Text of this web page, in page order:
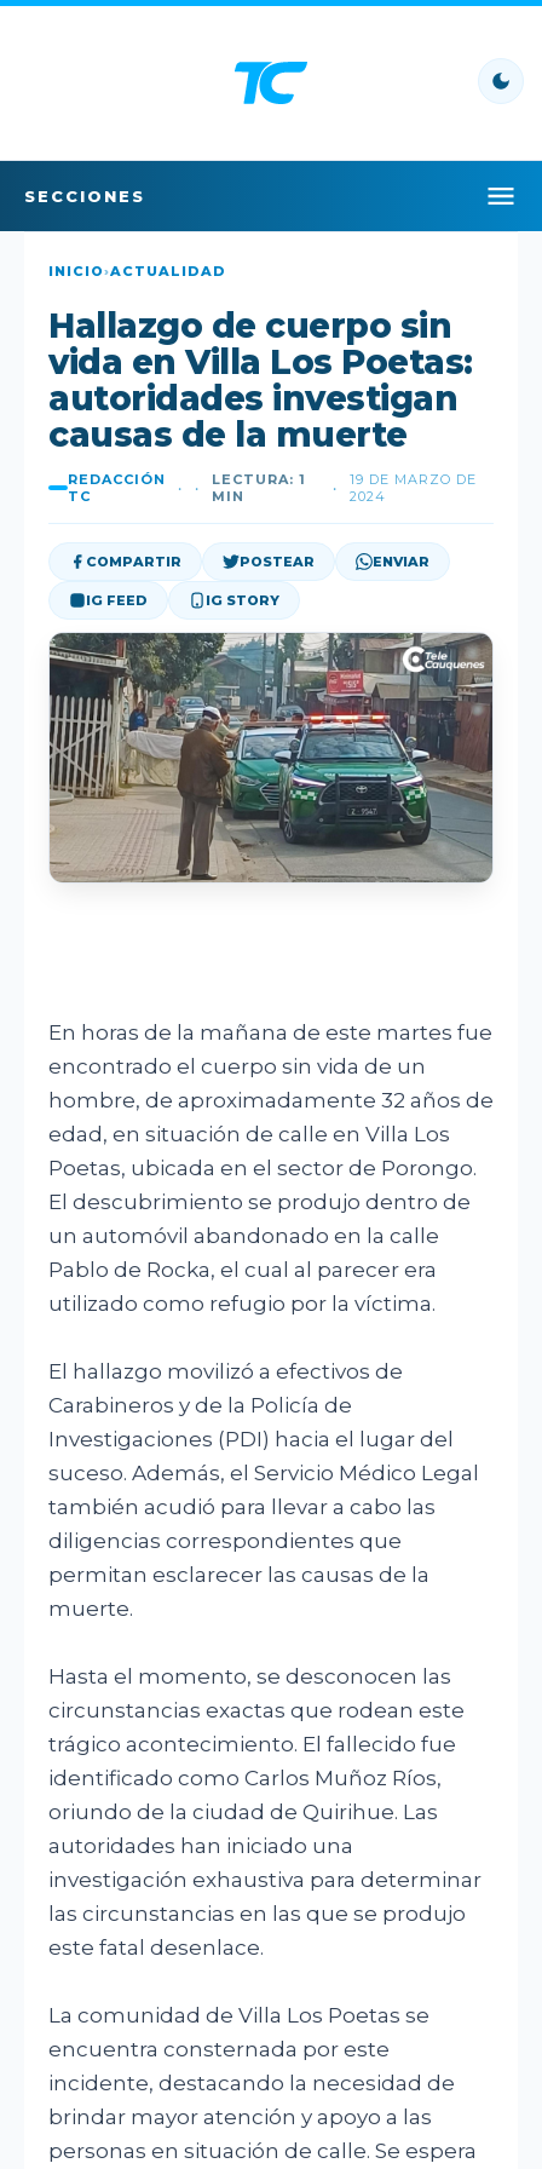
SECCIONES
LO ÚLTIMO
LO MÁS LEÍDO
POLÍTICA
POLICIAL
DEPORTES
OPINIÓN
CORPORATIVO
BUSCAR
INICIO›ACTUALIDAD
Hallazgo de cuerpo sin
vida en Villa Los Poetas:
autoridades investigan
causas de la muerte
REDACCIÓN
TC
• •
LECTURA: 1
MIN
•
19 DE MARZO DE
2024
COMPARTIR POSTEAR ENVIAR
IG FEED IG STORY
En horas de la mañana de este martes fue
encontrado el cuerpo sin vida de un
hombre, de aproximadamente 32 años de
edad, en situación de calle en Villa Los
Poetas, ubicada en el sector de Porongo.
El descubrimiento se produjo dentro de
un automóvil abandonado en la calle
Pablo de Rocka, el cual al parecer era
utilizado como refugio por la víctima.
El hallazgo movilizó a efectivos de
Carabineros y de la Policía de
Investigaciones (PDI) hacia el lugar del
suceso. Además, el Servicio Médico Legal
también acudió para llevar a cabo las
diligencias correspondientes que
permitan esclarecer las causas de la
muerte.
Hasta el momento, se desconocen las
circunstancias exactas que rodean este
trágico acontecimiento. El fallecido fue
identificado como Carlos Muñoz Ríos,
oriundo de la ciudad de Quirihue. Las
autoridades han iniciado una
investigación exhaustiva para determinar
las circunstancias en las que se produjo
este fatal desenlace.
La comunidad de Villa Los Poetas se
encuentra consternada por este
incidente, destacando la necesidad de
brindar mayor atención y apoyo a las
personas en situación de calle. Se espera